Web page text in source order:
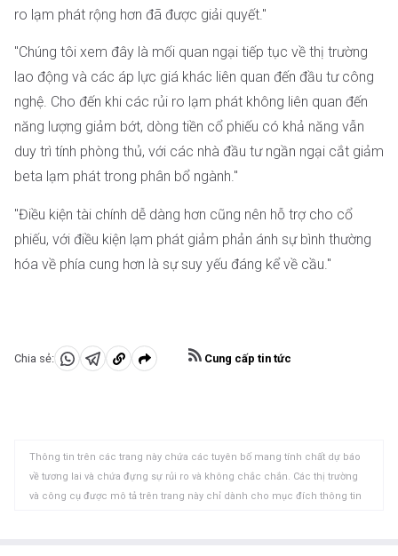
ro lạm phát rộng hơn đã được giải quyết."
"Chúng tôi xem đây là mối quan ngại tiếp tục về thị trường
lao động và các áp lực giá khác liên quan đến đầu tư công
nghệ. Cho đến khi các rủi ro lạm phát không liên quan đến
năng lượng giảm bớt, dòng tiền cổ phiếu có khả năng vẫn
duy trì tính phòng thủ, với các nhà đầu tư ngần ngại cắt giảm
beta lạm phát trong phân bổ ngành."
"Điều kiện tài chính dễ dàng hơn cũng nên hỗ trợ cho cổ
phiếu, với điều kiện lạm phát giảm phản ánh sự bình thường
hóa về phía cung hơn là sự suy yếu đáng kể về cầu."
Chia sẻ:
Chia Chia Sao
tạm
Cung cấp tin tức
Thông tin trên các trang này chứa các tuyên bố mang tính chất dự báo
về tương lai và chứa đựng sự rủi ro và không chắc chắn. Các thị trường
và công cụ được mô tả trên trang này chỉ dành cho mục đích thông tin